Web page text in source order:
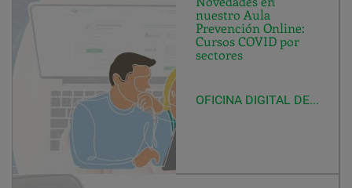
nuestro Aula
Prevención Online:
Cursos COVID por
sectores
OFICINA DIGITAL DE F-M